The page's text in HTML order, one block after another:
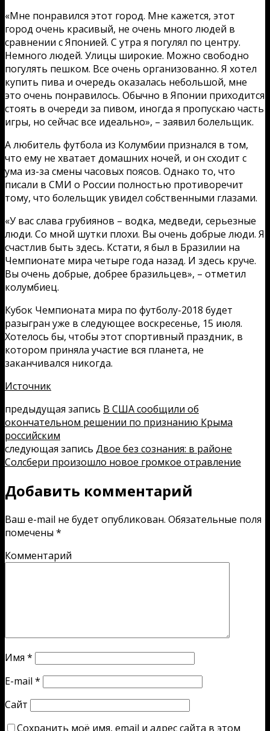
«Мне понравился этот город. Мне кажется, этот
город очень красивый, не очень много людей в
сравнении с Японией. С утра я погулял по центру.
Немного людей. Улицы широкие. Можно свободно
погулять пешком. Все очень организованно. Я хотел
купить пива и очередь оказалась небольшой, мне
это очень понравилось. Обычно в Японии приходится
стоять в очереди за пивом, иногда я пропускаю часть
игры, но сейчас все идеально», – заявил болельщик.
А любитель футбола из Колумбии признался в том,
что ему не хватает домашних ночей, и он сходит с
ума из-за смены часовых поясов. Однако то, что
писали в СМИ о России полностью противоречит
тому, что болельщик увидел собственными глазами.
«У вас слава грубиянов – водка, медведи, серьезные
люди. Со мной шутки плохи. Вы очень добрые люди. Я
счастлив быть здесь. Кстати, я был в Бразилии на
Чемпионате мира четыре года назад. И здесь круче.
Вы очень добрые, добрее бразильцев», – отметил
колумбиец.
Кубок Чемпионата мира по футболу-2018 будет
разыгран уже в следующее воскресенье, 15 июля.
Хотелось бы, чтобы этот спортивный праздник, в
котором приняла участие вся планета, не
заканчивался никогда.
Источник
предыдущая запись В США сообщили об
окончательном решении по признанию Крыма
российским
следующая запись Двое без сознания: в районе
Солсбери произошло новое громкое отравление
Добавить комментарий
Ваш e-mail не будет опубликован. Обязательные поля
помечены *
Комментарий
Имя *
E-mail *
Сайт
Сохранить моё имя, email и адрес сайта в этом